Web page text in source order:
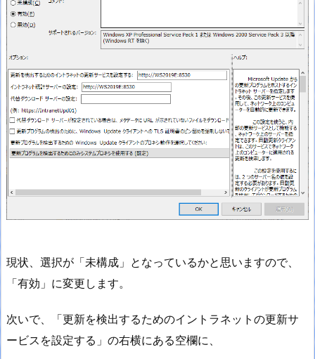
現状、選択が「未構成」となっているかと思いますので、
「有効」に変更します。
次いで、「更新を検出するためのイントラネットの更新サ
ービスを設定する」の右横にある空欄に、